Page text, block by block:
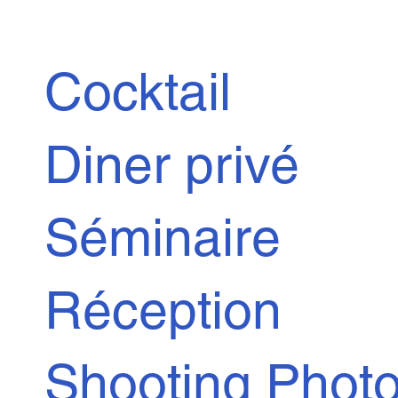
Cocktail
Diner privé
Séminaire
Réception
Shooting